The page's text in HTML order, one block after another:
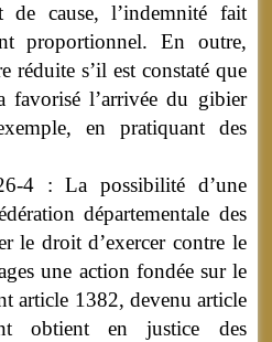
cause, l’indemnité fait
proportionnel. En outre,
réduite s’il est constaté que
favorisé l’arrivée du gibier
en pratiquant des
La possibilité d’une
départementale des
le droit d’exercer contre le
une action fondée sur le
article 1382, devenu article
obtient en justice des